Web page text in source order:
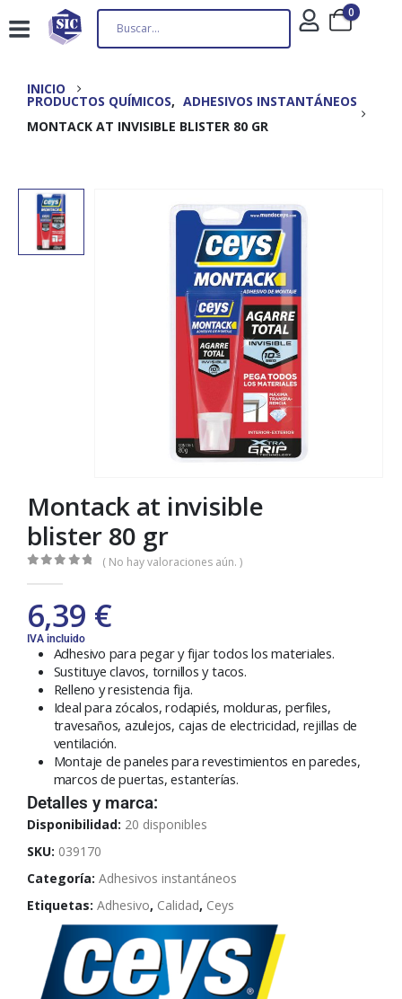
0
INICIO
PRODUCTOS QUÍMICOS, ADHESIVOS INSTANTÁNEOS
MONTACK AT INVISIBLE BLISTER 80 GR
Montack at invisible
blister 80 gr
( No hay valoraciones aún. )
6,39 €
IVA incluido
Adhesivo para pegar y fijar todos los materiales.
Sustituye clavos, tornillos y tacos.
Relleno y resistencia fija.
Ideal para zócalos, rodapiés, molduras, perfiles,
travesaños, azulejos, cajas de electricidad, rejillas de
ventilación.
Montaje de paneles para revestimientos en paredes,
marcos de puertas, estanterías.
Detalles y marca:
Disponibilidad: 20 disponibles
SKU: 039170
Categoría: Adhesivos instantáneos
Etiquetas: Adhesivo, Calidad, Ceys